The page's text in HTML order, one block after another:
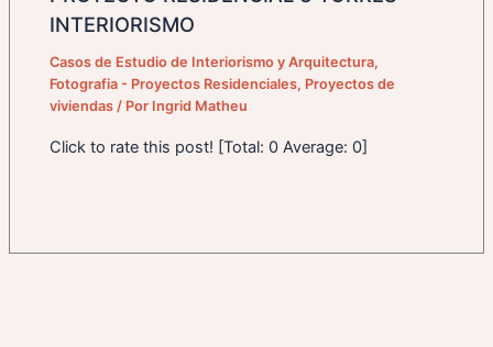
INTERIORISMO
Casos de Estudio de Interiorismo y Arquitectura,
Fotografia - Proyectos Residenciales, Proyectos de
viviendas / Por Ingrid Matheu
Click to rate this post! [Total: 0 Average: 0]